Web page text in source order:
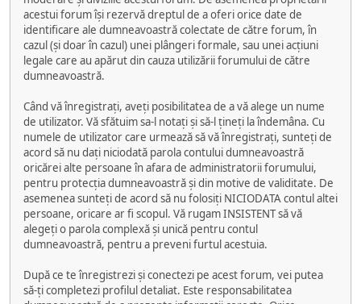
acestui forum își rezervă dreptul de a oferi orice date de
identificare ale dumneavoastră colectate de către forum, în
cazul (și doar în cazul) unei plângeri formale, sau unei acțiuni
legale care au apărut din cauza utilizării forumului de către
dumneavoastră.
Când vă înregistrați, aveți posibilitatea de a vă alege un nume
de utilizator. Vă sfătuim sa-l notați și să-l țineți la îndemâna. Cu
numele de utilizator care urmează să vă înregistrați, sunteți de
acord să nu dați niciodată parola contului dumneavoastră
oricărei alte persoane în afara de administratorii forumului,
pentru protecția dumneavoastră și din motive de validitate. De
asemenea sunteți de acord să nu folosiți NICIODATA contul altei
persoane, oricare ar fi scopul. Vă rugam INSISTENT să vă
alegeți o parola complexă și unică pentru contul
dumneavoastră, pentru a preveni furtul acestuia.
După ce te înregistrezi și conectezi pe acest forum, vei putea
să-ți completezi profilul detaliat. Este responsabilitatea